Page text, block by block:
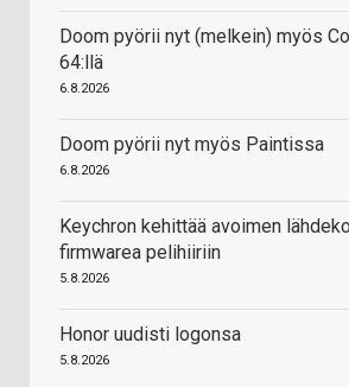
Doom pyörii nyt (melkein) myös
64:llä
6.8.2026
Doom pyörii nyt myös Paintissa
6.8.2026
Keychron kehittää avoimen
firmwarea pelihiiriin
5.8.2026
Honor uudisti logonsa
5.8.2026